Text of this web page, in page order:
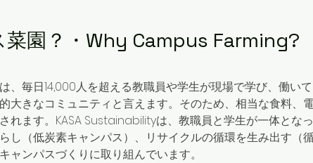
園？・Why Campus Farming?
、毎日14,000人を超える教職員や学生が現場で学び、働い
大きなコミュニティと言えます。そのため、相当な食料、電
れます。KASA Sustainabilityは、教職員と学生が一体となっ
し（低炭素キャンパス）、リサイクルの循環を生み出す（
ャンパスづくりに取り組んでいます。